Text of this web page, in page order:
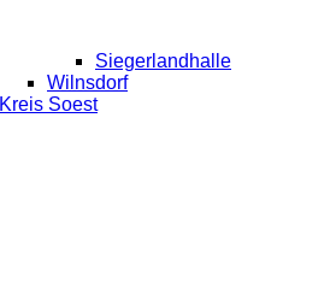
Siegerlandhalle
Wilnsdorf
Kreis Soest